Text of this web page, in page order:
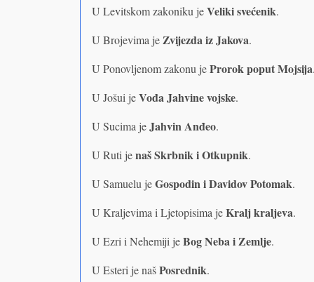
U Levitskom zakoniku jeVeliki svećenik.
U Brojevima je Zvijezda iz Jakova.
U Ponovljenom zakonu jeProrok poput Mojsija
U Jošui jeVođa Jahvine vojske.
U Sucima jeJahvin Anđeo.
U Ruti jenaš Skrbnik i Otkupnik.
U Samuelu jeGospodin i Davidov Potomak.
U Kraljevima i Ljetopisima jeKralj kraljeva.
U Ezri i Nehemiji jeBog Neba i Zemlje.
U Esteri je našPosrednik.